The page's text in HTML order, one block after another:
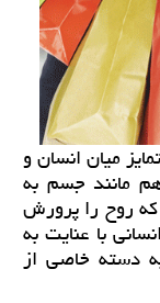
میان انسان و
مانند جسم به
روح را پرورش
با عنایت به
دسته خاصی از